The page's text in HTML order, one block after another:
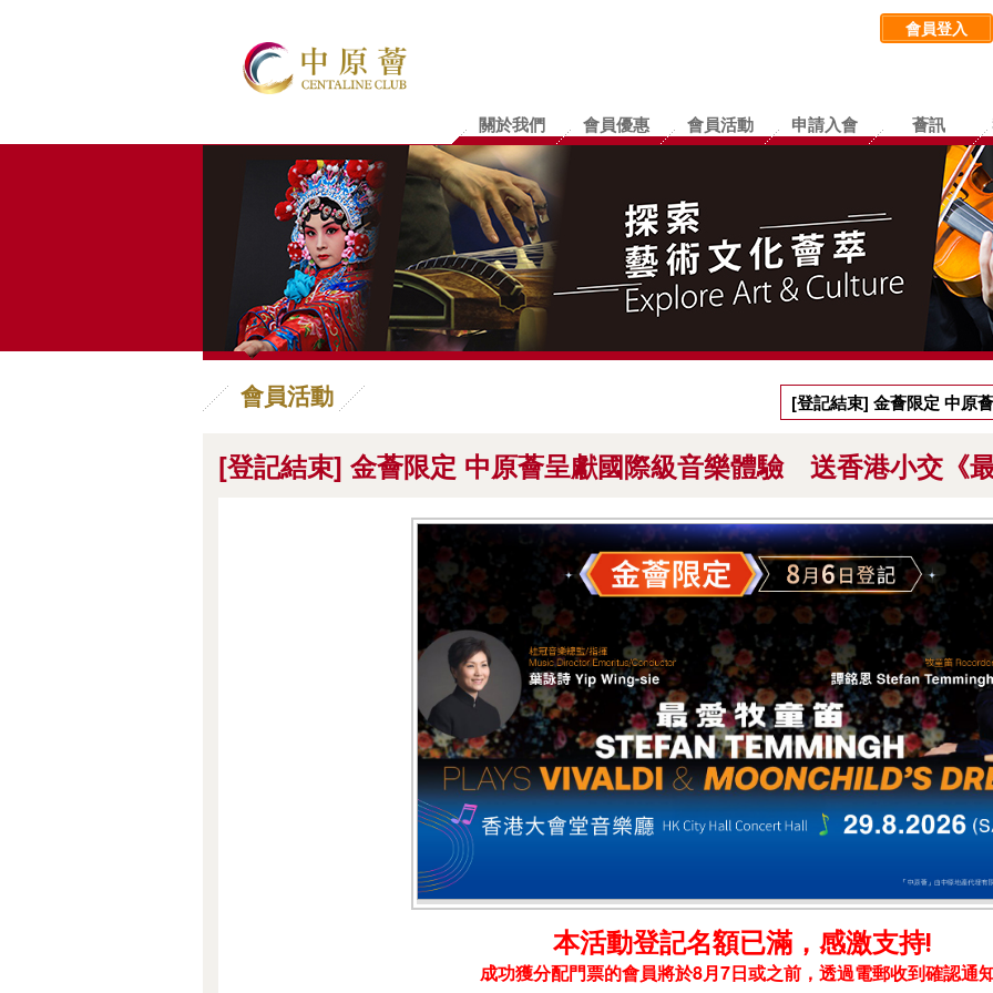
會員登入
關於我們 會員優惠 會員活動 申請入會 薈訊
會員活動
[登記結束] 金薈限定 中原
[登記結束] 金薈限定 中原薈呈獻國際級音樂體驗 送香港小交《
本活動登記名額已滿，感激支持!
成功獲分配門票的會員將於8月7日或之前，透過電郵收到確認通